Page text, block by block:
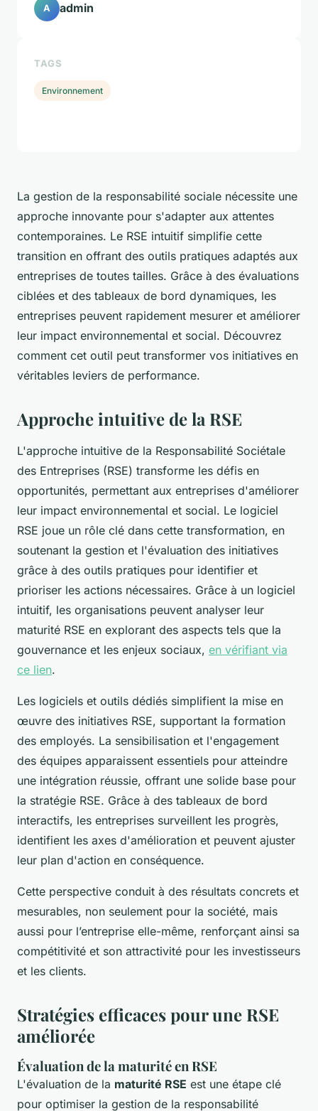
La gestion de la responsabilité sociale nécessite une
approche innovante pour s'adapter aux attentes
contemporaines. Le RSE intuitif simplifie cette
transition en offrant des outils pratiques adaptés aux
entreprises de toutes tailles. Grâce à des évaluations
ciblées et des tableaux de bord dynamiques, les
entreprises peuvent rapidement mesurer et améliorer
leur impact environnemental et social. Découvrez
comment cet outil peut transformer vos initiatives en
véritables leviers de performance.
Approche intuitive de la RSE
L'approche intuitive de la Responsabilité Sociétale
des Entreprises (RSE) transforme les défis en
opportunités, permettant aux entreprises d'améliorer
leur impact environnemental et social. Le logiciel
RSE joue un rôle clé dans cette transformation, en
soutenant la gestion et l'évaluation des initiatives
grâce à des outils pratiques pour identifier et
prioriser les actions nécessaires. Grâce à un logiciel
intuitif, les organisations peuvent analyser leur
maturité RSE en explorant des aspects tels que la
gouvernance et les enjeux sociaux, en vérifiant via
ce lien.
Les logiciels et outils dédiés simplifient la mise en
œuvre des initiatives RSE, supportant la formation
des employés. La sensibilisation et l'engagement
des équipes apparaissent essentiels pour atteindre
une intégration réussie, offrant une solide base pour
la stratégie RSE. Grâce à des tableaux de bord
interactifs, les entreprises surveillent les progrès,
identifient les axes d'amélioration et peuvent ajuster
leur plan d'action en conséquence.
Cette perspective conduit à des résultats concrets et
mesurables, non seulement pour la société, mais
aussi pour l’entreprise elle-même, renforçant ainsi sa
compétitivité et son attractivité pour les investisseurs
et les clients.
Stratégies efficaces pour une RSE
améliorée
Évaluation de la maturité en RSE
L'évaluation de la maturité RSE est une étape clé
pour optimiser la gestion de la responsabilité
A admin
TAGS
Environnement